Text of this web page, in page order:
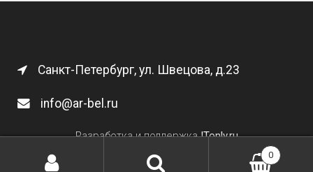
Санкт-Петербург, ул. Швецова, д.23
info@ar-bel.ru
Разработка и поддержкаITonly.ru
0